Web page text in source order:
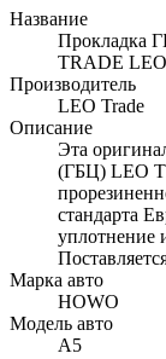
Название
Прокладка
TRADE
Производитель
LEO Trade
Описание
Эта
(ГБЦ) LEO
стандарта
уплотнение
Марка авто
HOWO
Модель авто
A5